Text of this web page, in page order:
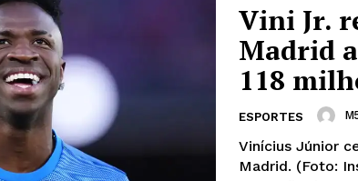
Vini Jr.
Madrid
118
ESPORTES
Vinícius Júnior
Madrid. (Foto: Instagram) O Real